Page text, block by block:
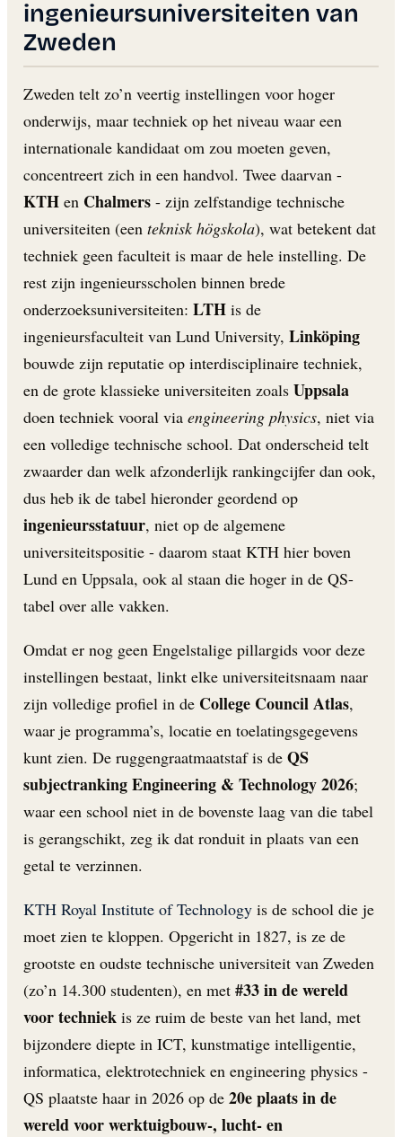
ingenieursuniversiteiten van
Zweden
Zweden telt zo’n veertig instellingen voor hoger
onderwijs, maar techniek op het niveau waar een
internationale kandidaat om zou moeten geven,
concentreert zich in een handvol. Twee daarvan -
KTH en Chalmers - zijn zelfstandige technische
universiteiten (een teknisk högskola), wat betekent dat
techniek geen faculteit is maar de hele instelling. De
rest zijn ingenieursscholen binnen brede
onderzoeksuniversiteiten: LTH is de
ingenieursfaculteit van Lund University, Linköping
bouwde zijn reputatie op interdisciplinaire techniek,
en de grote klassieke universiteiten zoals Uppsala
doen techniek vooral via engineering physics, niet via
een volledige technische school. Dat onderscheid telt
zwaarder dan welk afzonderlijk rankingcijfer dan ook,
dus heb ik de tabel hieronder geordend op
ingenieursstatuur, niet op de algemene
universiteitspositie - daarom staat KTH hier boven
Lund en Uppsala, ook al staan die hoger in de QS-
tabel over alle vakken.
Omdat er nog geen Engelstalige pillargids voor deze
instellingen bestaat, linkt elke universiteitsnaam naar
zijn volledige profiel in de College Council Atlas,
waar je programma’s, locatie en toelatingsgegevens
kunt zien. De ruggengraatmaatstaf is de QS
subjectranking Engineering & Technology 2026;
waar een school niet in de bovenste laag van die tabel
is gerangschikt, zeg ik dat ronduit in plaats van een
getal te verzinnen.
KTH Royal Institute of Technology is de school die je
moet zien te kloppen. Opgericht in 1827, is ze de
grootste en oudste technische universiteit van Zweden
(zo’n 14.300 studenten), en met #33 in de wereld
voor techniek is ze ruim de beste van het land, met
bijzondere diepte in ICT, kunstmatige intelligentie,
informatica, elektrotechniek en engineering physics -
QS plaatste haar in 2026 op de 20e plaats in de
wereld voor werktuigbouw-, lucht- en